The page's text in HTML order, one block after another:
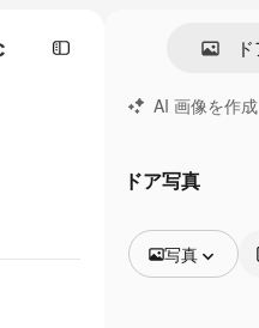
AI 画像を作成
ドア写真
写真